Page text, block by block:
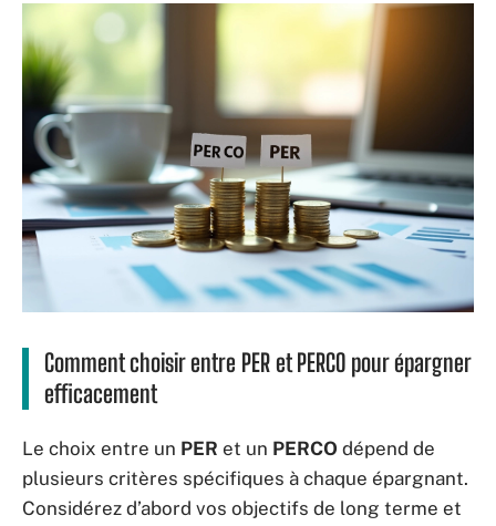
Comment choisir entre PER et PERCO pour épargner
efficacement
Le choix entre un PER et un PERCO dépend de
plusieurs critères spécifiques à chaque épargnant.
Considérez d’abord vos objectifs de long terme et